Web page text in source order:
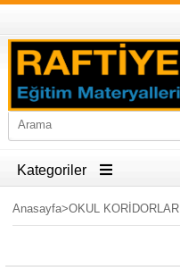
Kategoriler
Anasayfa>OKUL KORİDORLARI